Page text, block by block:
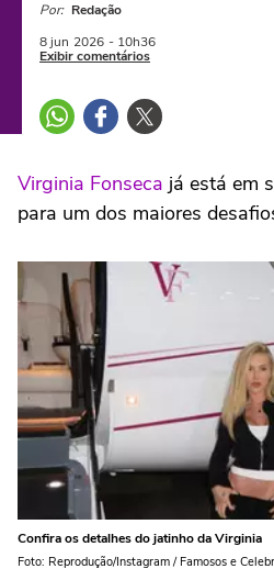
Por: Redação
8 jun 2026 - 10h36
Exibir comentários
Virginia Fonseca já está em
para um dos maiores
Confira os detalhes do jatinho da Virginia
Foto: Reprodução/Instagram / Famosos e